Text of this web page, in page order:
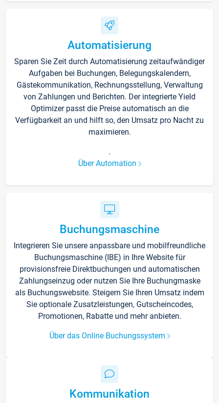
Automatisierung
Sparen Sie Zeit durch Automatisierung zeitaufwändiger
Aufgaben bei Buchungen, Belegungskalendern,
Gästekommunikation, Rechnungsstellung, Verwaltung
von Zahlungen und Berichten. Der integrierte Yield
Optimizer passt die Preise automatisch an die
Verfügbarkeit an und hilft so, den Umsatz pro Nacht zu
maximieren.
.
Über Automation
Buchungsmaschine
Integrieren Sie unsere anpassbare und mobilfreundliche
Buchungsmaschine (IBE) in Ihre Website für
provisionsfreie Direktbuchungen und automatischen
Zahlungseinzug oder nutzen Sie Ihre Buchungmaske
als Buchungswebsite. Steigern Sie Ihren Umsatz indem
Sie optionale Zusatzleistungen, Gutscheincodes,
Promotionen, Rabatte und mehr anbieten.
Über das Online Buchungssystem
Kommunikation